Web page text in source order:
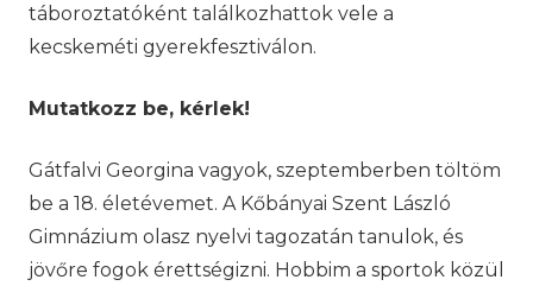
táboroztatóként találkozhattok vele a
kecskeméti gyerekfesztiválon.
Mutatkozz be, kérlek!
Gátfalvi Georgina vagyok, szeptemberben töltöm
be a 18. életévemet. A Kőbányai Szent László
Gimnázium olasz nyelvi tagozatán tanulok, és
jövőre fogok érettségizni. Hobbim a sportok közül